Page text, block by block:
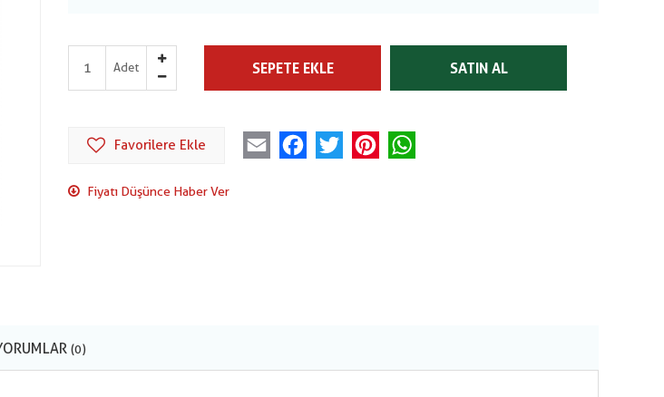
Adet SEPETE EKLE SATIN AL
Favorilere Ekle Email FacebookTwitter Pinterest
Fiyatı Düşünce Haber Ver
(0)